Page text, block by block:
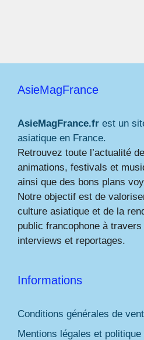
AsieMagFrance
AsieMagFrance.fr est un
asiatique en France.
Retrouvez toute l’actualité
animations, festivals et
ainsi que des bons plans
Notre objectif est de
culture asiatique et de la
public francophone à
interviews et reportages.
Informations
Conditions générales de
Mentions légales et